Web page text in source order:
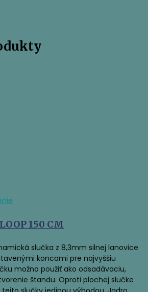
150 CM
slučka z 8,3mm silnej lanovice
koncami pre najvyššiu
možno použiť ako odsadávaciu,
štandu. Oproti plochej slučke